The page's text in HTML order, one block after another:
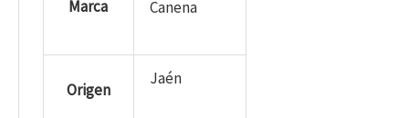
Marca
Canena
Origen
Jaén